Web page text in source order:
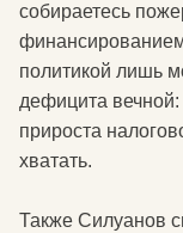
собираетесь
политикой лишь
дефицита вечной:
прироста
хватать.
Также Силуанов